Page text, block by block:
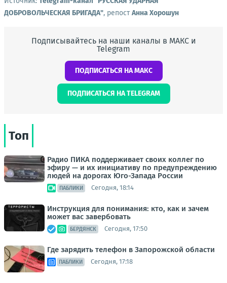
ДОБРОВОЛЬЧЕСКАЯ БРИГАДА", репостАнна Хорошун
Подписывайтесь на наши каналы в МАКС и
Telegram
ПОДПИСАТЬСЯ НА МАКС
ПОДПИСАТЬСЯ НА TELEGRAM
Топ
Радио ПИКА поддерживает своих коллег по
эфиру — и их инициативу по предупреждению
людей на дорогах Юго-Запада России
ПАБЛИКИ Сегодня, 18:14
Инструкция для понимания: кто, как и зачем
может вас завербовать
БЕРДЯНСК Сегодня, 17:50
Где зарядить телефон в Запорожской области
ПАБЛИКИ Сегодня, 17:18